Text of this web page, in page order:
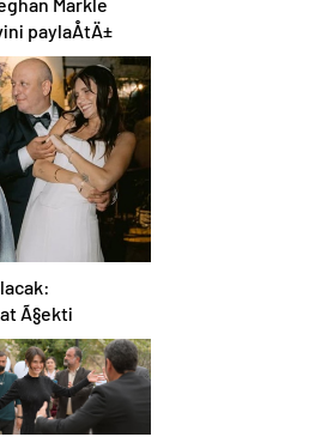
Markle
paylaÅtÄ±
Ã§ekti